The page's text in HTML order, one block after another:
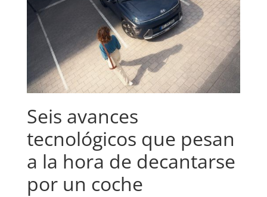
Seis avances
tecnológicos que pesan
a la hora de decantarse
por un coche